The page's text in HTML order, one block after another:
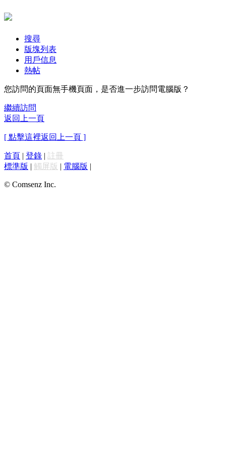
搜尋
版塊列表
用戶信息
熱帖
您訪問的頁面無手機頁面，是否進一步訪問電腦版？
繼續訪問
返回上一頁
[ 點擊這裡返回上一頁 ]
首頁 | 登錄 | 註冊
標準版 | 觸屏版 | 電腦版 |
© Comsenz Inc.